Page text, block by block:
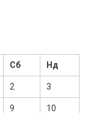
Сб Нд
2 3
9 10